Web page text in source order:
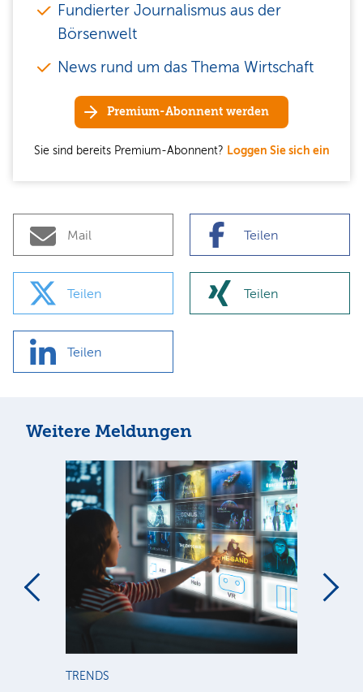
Fundierter Journalismus aus der
Börsenwelt
News rund um das Thema Wirtschaft
Premium-Abonnent werden
Sie sind bereits Premium-Abonnent? Loggen Sie sich ein
Mail Teilen
Teilen Teilen
Teilen
Weitere Meldungen
TRENDS